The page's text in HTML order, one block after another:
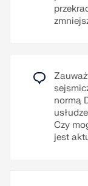
normą
Czy
jest